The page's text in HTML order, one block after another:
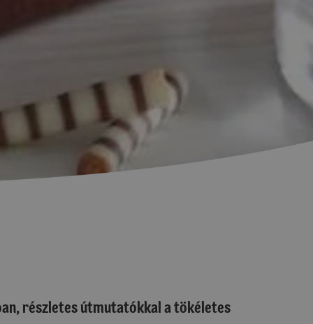
részletes útmutatókkal a tökéletes